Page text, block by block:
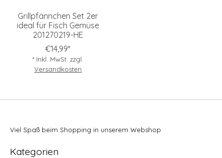
Grillpfännchen Set 2er
ideal für Fisch Gemüse
201270219-HE
€14,99*
* Inkl. MwSt. zzgl.
Versandkosten
Viel Spaß beim Shopping in unserem Webshop
Kategorien